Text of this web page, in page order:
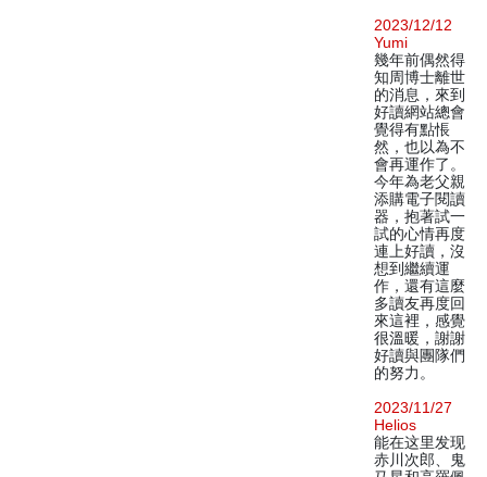
2023/12/12
Yumi
幾年前偶然得
知周博士離世
的消息，來到
好讀網站總會
覺得有點悵
然，也以為不
會再運作了。
今年為老父親
添購電子閱讀
器，抱著試一
試的心情再度
連上好讀，沒
想到繼續運
作，還有這麼
多讀友再度回
來這裡，感覺
很溫暖，謝謝
好讀與團隊們
的努力。
2023/11/27
Helios
能在这里发现
赤川次郎、鬼